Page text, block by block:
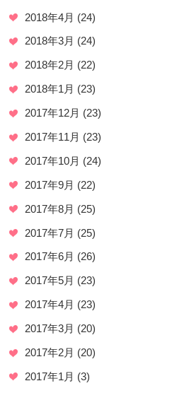
2018年4月 (24)
2018年3月 (24)
2018年2月 (22)
2018年1月 (23)
2017年12月 (23)
2017年11月 (23)
2017年10月 (24)
2017年9月 (22)
2017年8月 (25)
2017年7月 (25)
2017年6月 (26)
2017年5月 (23)
2017年4月 (23)
2017年3月 (20)
2017年2月 (20)
2017年1月 (3)